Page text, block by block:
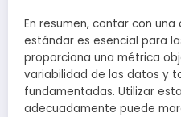
En resumen, contar con
estándar es esencial para
proporciona una métrica
variabilidad de los datos y
fundamentadas. Utilizar
adecuadamente puede